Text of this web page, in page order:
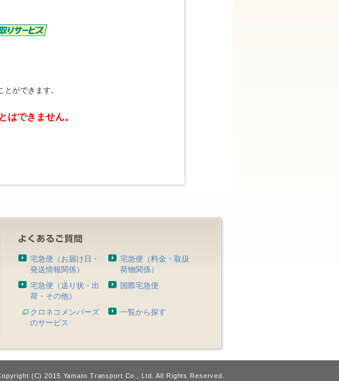
ができます。
できません。
宅急便（お届け日・
発送情報関係）
宅急便（料金・取扱
荷物関係）
宅急便（送り状・出
荷・その他）
国際宅急便
クロネコメンバーズ
のサービス
一覧から探す
(C) 2015 Yamato Transport Co., Ltd. All Rights Reserved.